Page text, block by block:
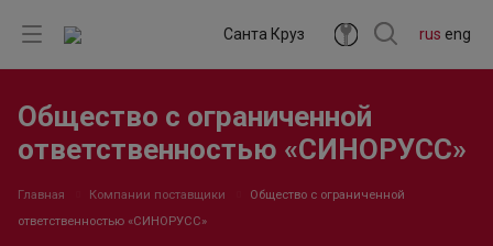
rus eng
Санта Круз
Общество с ограниченной
ответственностью «СИНОРУСС»
Главная Компании поставщики
Общество с ограниченной
ответственностью «СИНОРУСС»